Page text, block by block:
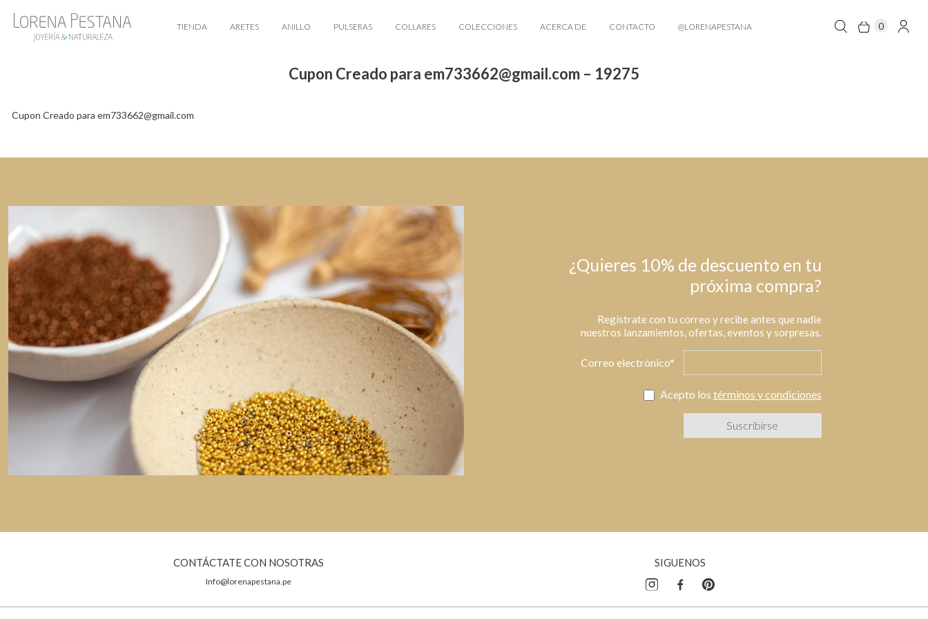
TIENDA ARETES ANILLO PULSERAS COLLARES COLECCIONES ACERCA DE CONTACTO @LORENAPESTANA 0
Cupon Creado para em733662@gmail.com – 19275
Cupon Creado para em733662@gmail.com
¿Quieres 10% de descuento en tu
próxima compra?
Regístrate con tu correo y recibe antes que nadie
nuestros lanzamientos, ofertas, eventos y sorpresas.
Correo electrónico*
Acepto los términos y condiciones
CONTÁCTATE CON NOSOTRAS
Info@lorenapestana.pe
SIGUENOS